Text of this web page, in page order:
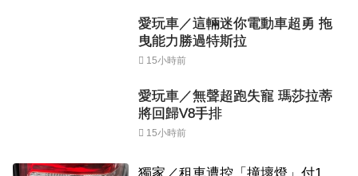
愛玩車／這輛迷你電動車超勇 拖
曳能力勝過特斯拉
15小時前
愛玩車／無聲超跑失寵 瑪莎拉蒂
將回歸V8手排
15小時前